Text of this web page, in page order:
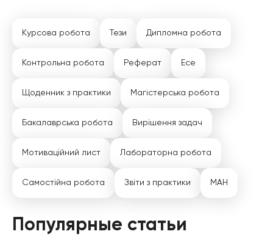
Курсова робота Тези Дипломна робота
Контрольна робота Реферат Есе
Щоденник з практики Магістерська робота
Бакалаврська робота Вирішення задач
Мотиваційний лист Лабораторна робота
Самостійна робота Звіти з практики МАН
Популярные статьи